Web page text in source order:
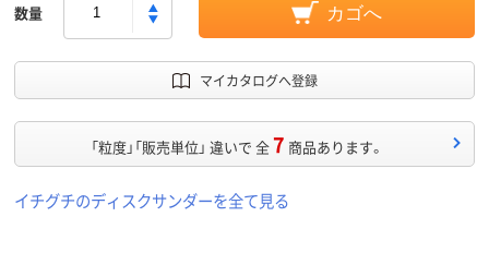
数量 カゴへ
マイカタログへ登録
「粒度」「販売単位」 違いで 全7 商品あります。
イチグチのディスクサンダーを全て見る